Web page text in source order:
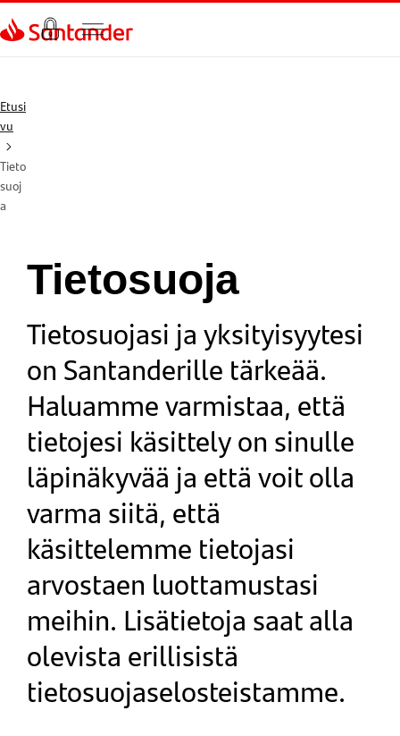
Siirry sivulle
Etusi
vu
Tieto
suoj
a
Tietosuoja
Tietosuojasi ja yksityisyytesi
on Santanderille tärkeää.
Haluamme varmistaa, että
tietojesi käsittely on sinulle
läpinäkyvää ja että voit olla
varma siitä, että
käsittelemme tietojasi
arvostaen luottamustasi
meihin. Lisätietoja saat alla
olevista erillisistä
tietosuojaselosteistamme.